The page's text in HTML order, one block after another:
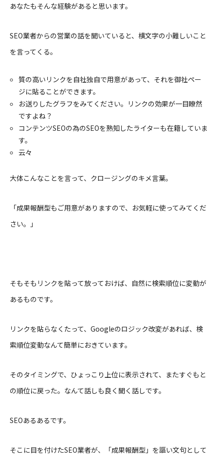
あなたもそんな経験があると思います。
SEO業者からの営業の話を聞いていると、横文字の小難しいこと
を言ってくる。
質の高いリンクを自社独自で用意があって、それを御社ペー
ジに貼ることができます。
お送りしたグラフをみてください。リンクの効果が一目瞭然
ですよね？
コンテンツSEOの為のSEOを熟知したライターも在籍していま
す。
云々
大体こんなことを言って、クロージングのキメ言葉。
「成果報酬型もご用意がありますので、お気軽に使ってみてくだ
さい。」
そもそもリンクを貼って放っておけば、自然に検索順位に変動が
あるものです。
リンクを貼らなくたって、Googleのロジック改変があれば、検
索順位変動なんて簡単におきています。
そのタイミングで、ひょっこり上位に表示されて、またすぐもと
の順位に戻った。なんて話しも良く聞く話しです。
SEOあるあるです。
そこに目を付けたSEO業者が、「成果報酬型」を謳い文句として